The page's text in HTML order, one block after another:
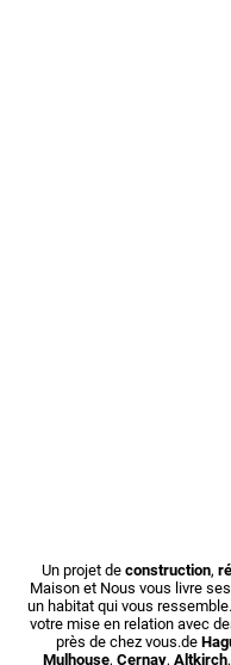
Un projet de construction,
Maison et Nous vous livre
un habitat qui vous
votre mise en relation avec
près de chez vous.de
Mulhouse, Cernay, Altkirch,